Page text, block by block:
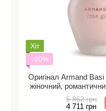
Хіт
−20%
Оригінал Armand
жіночний,
свіжий
5 862 грн
4 711 грн